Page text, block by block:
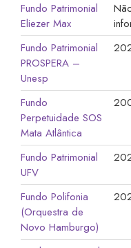
Fundo Patrimonial
Eliezer Max
Fundo Patrimonial
PROSPERA –
Unesp
Fundo
Perpetuidade SOS
Mata Atlântica
Fundo Patrimonial
UFV
Fundo Polifonia
(Orquestra de
Novo Hamburgo)